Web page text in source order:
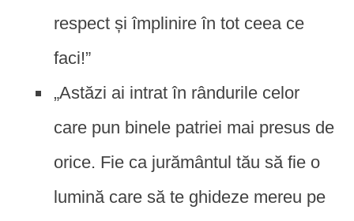
respect și împlinire în tot ceea ce
faci!”
„Astăzi ai intrat în rândurile celor
care pun binele patriei mai presus de
orice. Fie ca jurământul tău să fie o
lumină care să te ghideze mereu pe